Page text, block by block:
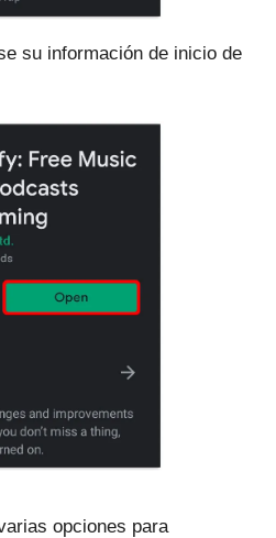
su información de inicio de
opciones para